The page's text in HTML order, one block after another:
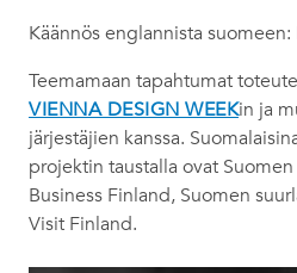
Käännös englannista suomeen:
Teemamaan tapahtumat
VIENNA DESIGN WEEKin ja
järjestäjien kanssa.
projektin taustalla ovat
Business Finland, Suomen
Visit Finland.